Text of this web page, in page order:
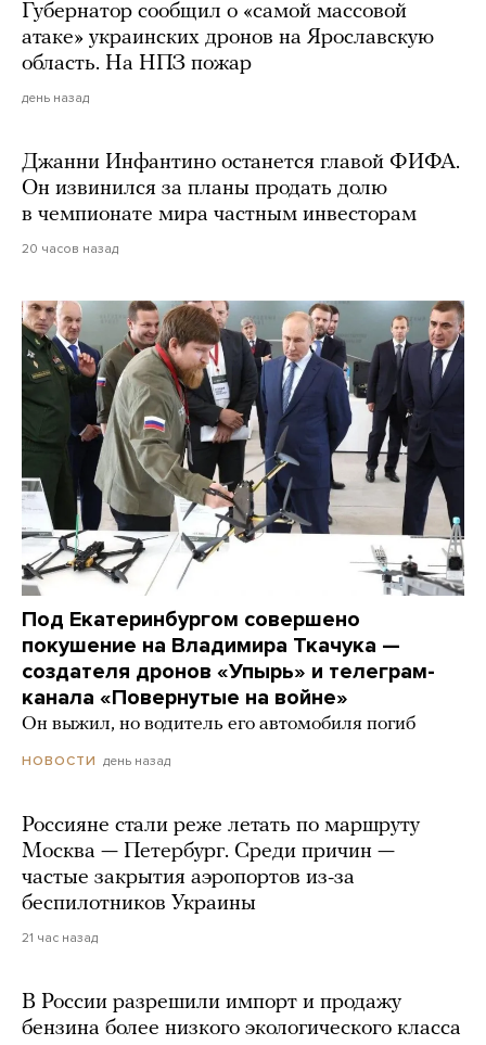
Губернатор сообщил о «самой массовой
атаке» украинских дронов на Ярославскую
область. На НПЗ пожар
день назад
Джанни Инфантино останется главой ФИФА.
Он извинился за планы продать долю
в чемпионате мира частным инвесторам
20 часов назад
Под Екатеринбургом совершено
покушение на Владимира Ткачука —
создателя дронов «Упырь» и телеграм-
канала «Повернутые на войне»
Он выжил, но водитель его автомобиля погиб
НОВОСТИ день назад
Россияне стали реже летать по маршруту
Москва — Петербург. Среди причин —
частые закрытия аэропортов из-за
беспилотников Украины
21 час назад
В России разрешили импорт и продажу
бензина более низкого экологического класса